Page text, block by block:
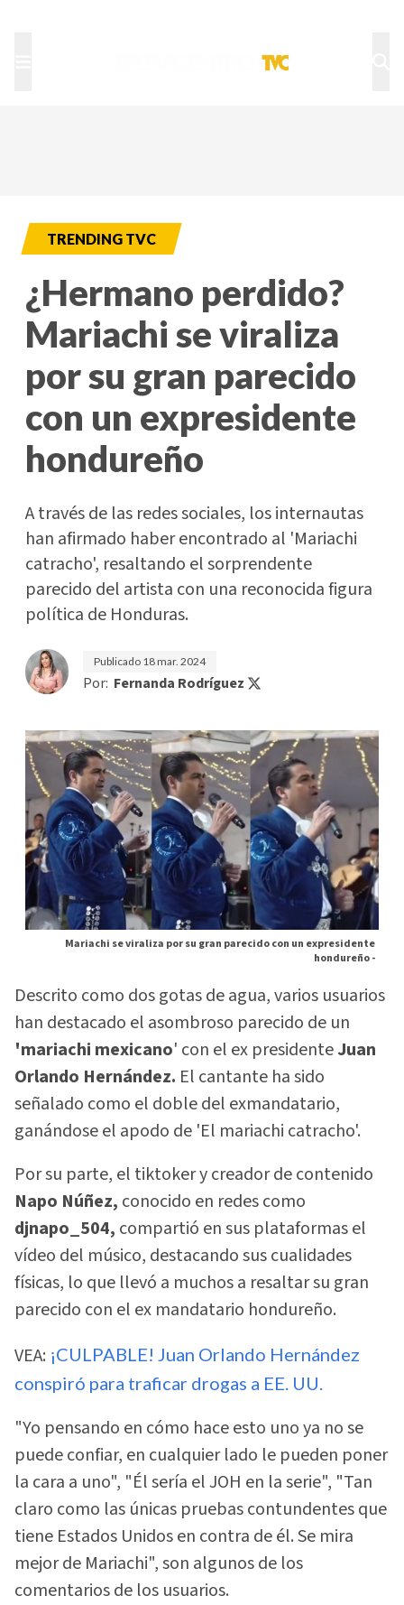
TRENDING TVC
¿Hermano perdido?
Mariachi se viraliza
por su gran parecido
con un expresidente
hondureño
A través de las redes sociales, los internautas
han afirmado haber encontrado al 'Mariachi
catracho', resaltando el sorprendente
parecido del artista con una reconocida figura
política de Honduras.
Publicado 18 mar. 2024
Por: Fernanda Rodríguez
Mariachi se viraliza por su gran parecido con un expresidente
hondureño -
Descrito como dos gotas de agua, varios usuarios
han destacado el asombroso parecido de un
'mariachi mexicano' con el ex presidenteJuan
Orlando Hernández. El cantante ha sido
señalado como el doble del exmandatario,
ganándose el apodo de 'El mariachi catracho'.
Por su parte, el tiktoker y creador de contenido
Napo Núñez, conocido en redes como
djnapo_504, compartió en sus plataformas el
vídeo del músico, destacando sus cualidades
físicas, lo que llevó a muchos a resaltar su gran
parecido con el ex mandatario hondureño.
VEA: ¡CULPABLE! Juan Orlando Hernández
conspiró para traficar drogas a EE. UU.
"Yo pensando en cómo hace esto uno ya no se
puede confiar, en cualquier lado le pueden poner
la cara a uno", "Él sería el JOH en la serie", "Tan
claro como las únicas pruebas contundentes que
tiene Estados Unidos en contra de él. Se mira
mejor de Mariachi", son algunos de los
comentarios de los usuarios.